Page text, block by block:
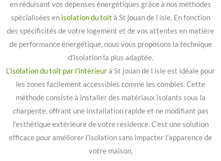
en réduisant vos dépenses énergétiques grâce à nos méthodes
spécialisées en isolation du toit à St jouan de l isle. En fonction
des spécificités de votre logement et de vos attentes en matière
de performance énergétique, nous vous proposons la technique
d’isolation la plus adaptée.
L’isolation du toit par l’intérieurà St jouan de l isle est idéale pour
les zones facilement accessibles comme les combles. Cette
méthode consiste à installer des matériaux isolants sous la
charpente, offrant une installation rapide et ne modifiant pas
l’esthétique extérieure de votre résidence. C’est une solution
efficace pour améliorer l’isolation sans impacter l’apparence de
votre maison.